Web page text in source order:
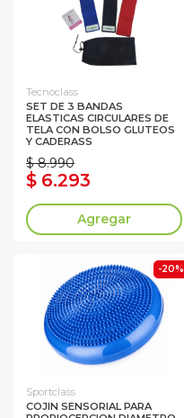
Tecnoclass
SET DE 3 BANDAS
ELASTICAS CIRCULARES DE
TELA CON BOLSO GLUTEOS
Y CADERASS
$ 8.990
$ 6.293
Agregar
-20%
Sportclass
COJIN SENSORIAL PARA